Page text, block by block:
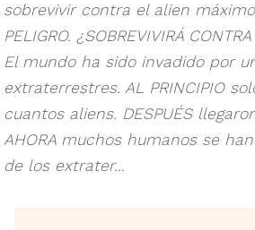
sobrevivir contra el alien
PELIGRO. ¿SOBREVIVIRÁ
El mundo ha sido invadido por
extraterrestres. AL PRINCIPIO
cuantos aliens. DESPUÉS
AHORA muchos humanos se
de los extrater...